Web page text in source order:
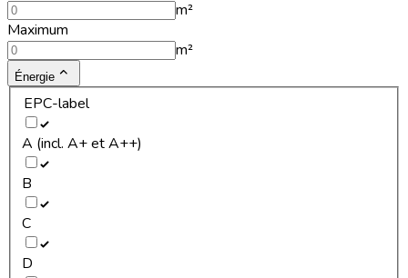
m²
Maximum
m²
Énergie
EPC-label
A (incl. A+ et A++)
B
C
D